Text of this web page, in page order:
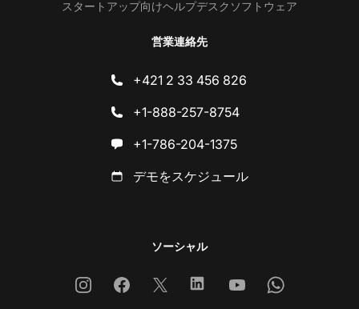
スタートアップ向けヘルプデスクソフトウェア
営業連絡先
+421 2 33 456 826
+1-888-257-8754
+1-786-204-1375
デモをスケジュール
ソーシャル
InstagramFacebook
X LinkedinYoutubeWhatsapp